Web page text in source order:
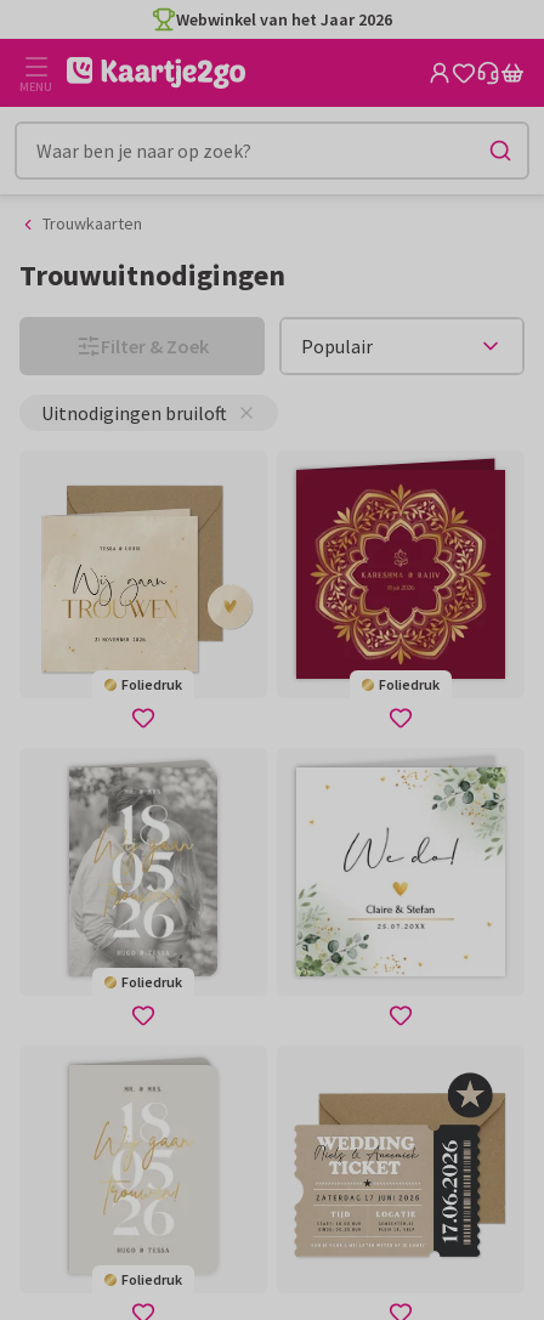
naar
inhoud
naar
het
filter
CO2-neutraal gedrukt
MENU
Trouwkaarten
Trouwuitnodigingen
Filter & Zoek
Uitnodigingen bruiloft
Foliedruk Foliedruk
Foliedruk
Foliedruk